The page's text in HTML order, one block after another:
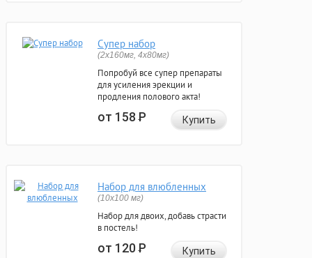
Супер набор
(2х160мг, 4х80мг)
Попробуй все супер препараты
для усиления эрекции и
продления полового акта!
от 158Р Купить
Набор для влюбленных
(10х100 мг)
Набор для двоих, добавь страсти
в постель!
от 120Р Купить